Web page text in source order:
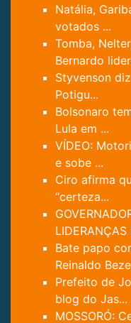
Natália,
votados ...
Tomba,
Bernardo
Styvenson
Potigu...
Bolsonaro
Lula em ...
VÍDEO:
e sobe ...
Ciro afirma
“certeza...
LIDERANÇAS
Bate papo
Reinaldo
Prefeito de
blog do Jas...
MOSSORÓ: